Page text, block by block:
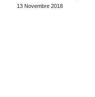
13 Novembre 2018